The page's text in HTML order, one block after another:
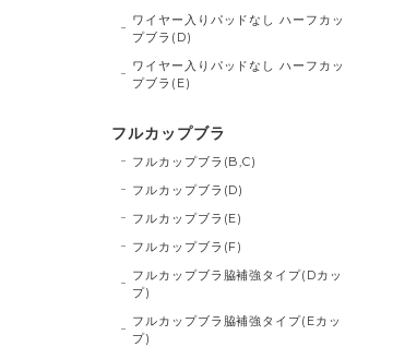
ワイヤー入りパッドなし ハーフカッ
プブラ(D)
ワイヤー入りパッドなし ハーフカッ
プブラ(E)
フルカップブラ
フルカップブラ(B,C)
フルカップブラ(D)
フルカップブラ(E)
フルカップブラ(F)
フルカップブラ脇補強タイプ(Dカッ
プ)
フルカップブラ脇補強タイプ(Eカッ
プ)